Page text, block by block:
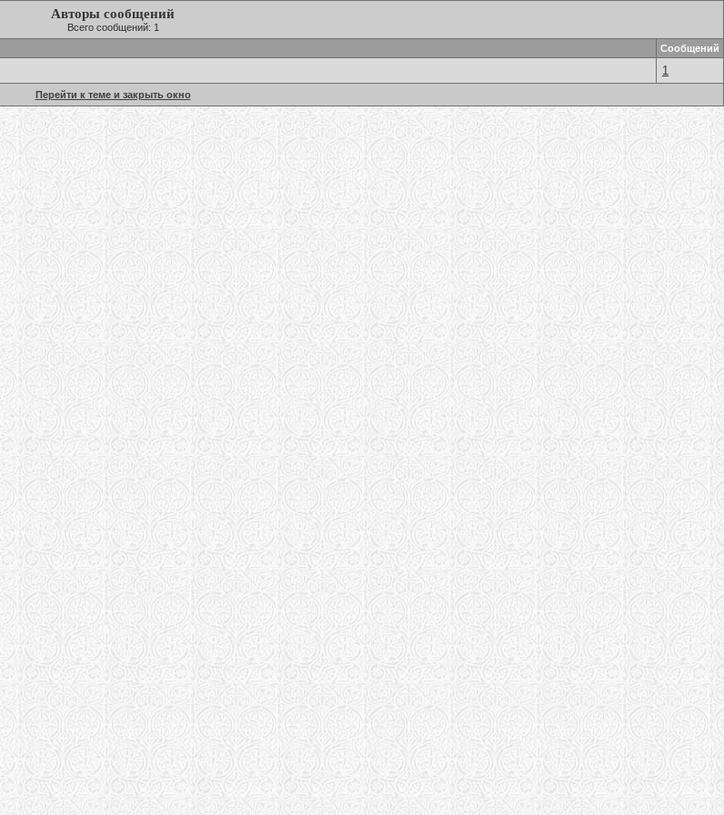
Авторы сообщений
Всего сообщений: 1
Сообщений
1
Перейти к теме и закрыть окно